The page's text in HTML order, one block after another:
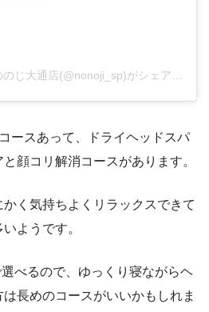
ースあって、ドライヘッドスパ
顔コリ解消コースがあります。
かく気持ちよくリラックスできて
ようです。
べるので、ゆっくり寝ながらヘ
長めのコースがいいかもしれま